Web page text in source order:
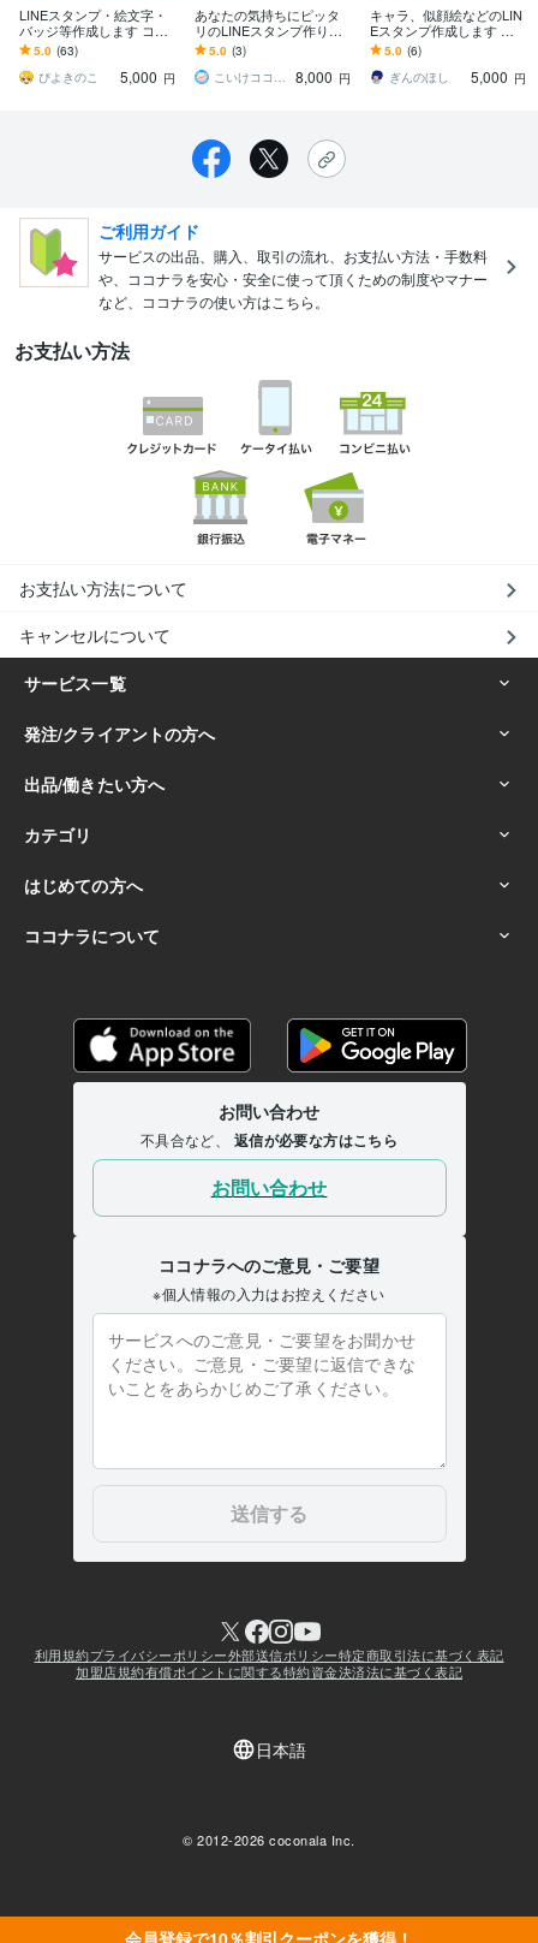
会員登録で10％割引クーポンを獲得！
LINEスタンプ・絵文字・
バッジ等作成します コミ
カルポップなミニキャラ
であなたをかわいく！
5.0 (63)
ぴよきのこ
5,000 円
あなたの気持ちにピッタ
リのLINEスタンプ作りま
す 返信早め！丁寧なリス
ニングでイメージに近づ
けます！
5.0 (3)
こいけココナラ
8,000 円
キャラ、似顔絵などのLIN
Eスタンプ作成します あ
なただけのオリジナルLIN
Eスタンプを８点～作成
5.0 (6)
ぎんのほし
5,000 円
ご利用ガイド
サービスの出品、購入、取引の流れ、お支払い方法・手数料
や、ココナラを安心・安全に使って頂くための制度やマナー
など、ココナラの使い方はこちら。
お支払い方法
お支払い方法について
キャンセルについて